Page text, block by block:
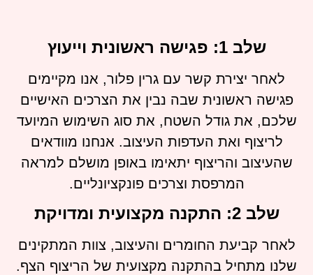
שלב 1: פגישה ראשונית וייעוץ
לאחר יצירת קשר עם גרין פלור, אנו מקיימים
פגישה ראשונית שבה נבין את הצרכים האישיים
שלכם, את גודל השטח, את סוג השימוש המיועד
לריצוף ואת העדפות העיצוב. אנחנו מוודאים
שהעיצוב והריצוף יתאימו באופן מושלם למראה
המרפסת וצרכים פונקציונליים.
שלב 2: התקנה מקצועית ומדויקת
לאחר קביעת החומרים והעיצוב, צוות המתקינים
שלנו מתחיל בהתקנה מקצועית של הריצוף הצף.